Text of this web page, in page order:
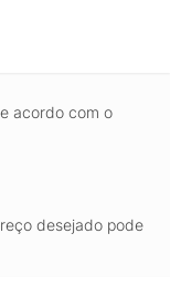
acordo com o
desejado pode